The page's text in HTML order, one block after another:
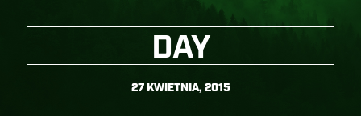
DAY
27 KWIETNIA, 2015